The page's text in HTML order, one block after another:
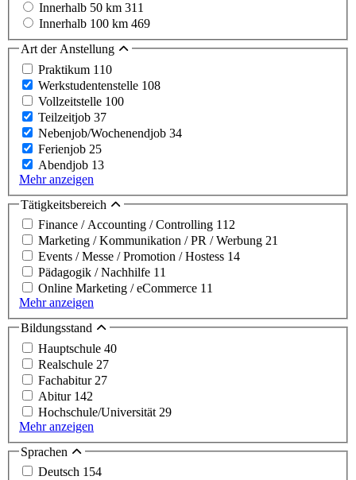
Innerhalb 50 km 311
Innerhalb 100 km 469
Art der Anstellung
Praktikum 110
Werkstudentenstelle 108
Vollzeitstelle 100
Teilzeitjob 37
Nebenjob/Wochenendjob 34
Ferienjob 25
Abendjob 13
Mehr anzeigen
Tätigkeitsbereich
Finance / Accounting / Controlling 112
Marketing / Kommunikation / PR / Werbung 21
Events / Messe / Promotion / Hostess 14
Pädagogik / Nachhilfe 11
Online Marketing / eCommerce 11
Mehr anzeigen
Bildungsstand
Hauptschule 40
Realschule 27
Fachabitur 27
Abitur 142
Hochschule/Universität 29
Mehr anzeigen
Sprachen
Deutsch 154